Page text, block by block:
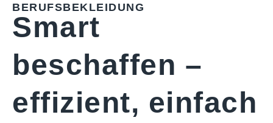
BERUFSBEKLEIDUNG
Smart
beschaffen –
effizient, einfach